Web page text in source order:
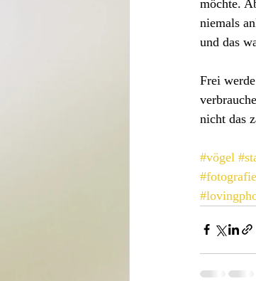
möchte.
niemals
und das
Frei
nicht das
#vögel
#fotografie